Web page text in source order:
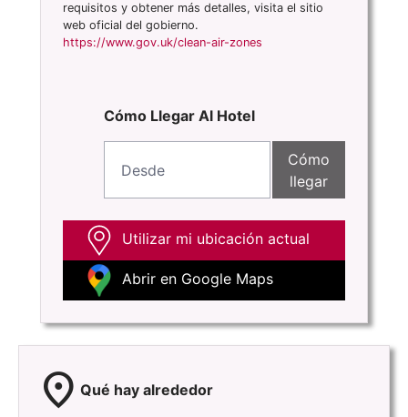
requisitos y obtener más detalles, visita el sitio
web oficial del gobierno.
https://www.gov.uk/clean-air-zones
Cómo Llegar Al Hotel
Cómo
llegar
Utilizar mi ubicación actual
Abrir en Google Maps
location_on Qué hay alrededor